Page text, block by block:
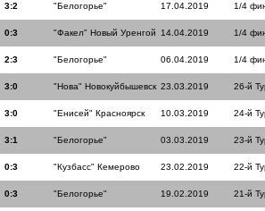
3:2 "Белогорье" 17.04.2019 1/4
0:3 "Факел" Новый Уренгой 14.04.2019 1/4
2:3 "Белогорье" 06.04.2019 1/4
3:0 "Нова" Новокуйбышевск 23.03.2019 26-й
3:0 "Енисей" Красноярск 10.03.2019 24-й
3:1 "Белогорье" 03.03.2019 23-й
0:3 "Кузбасс" Кемерово 23.02.2019 22-й
0:3 "Белогорье" 19.02.2019 21-й